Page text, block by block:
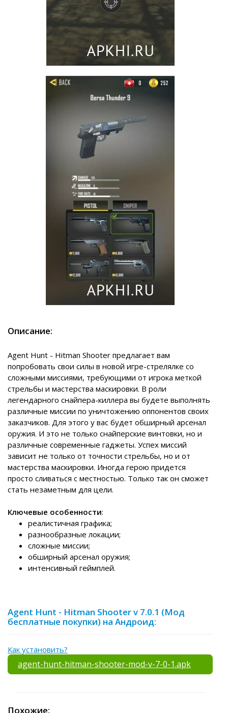
Описание:
Agent Hunt - Hitman Shooter предлагает вам
попробовать свои силы в новой игре-стрелялке со
сложными миссиями, требующими от игрока меткой
стрельбы и мастерства маскировки. В роли
легендарного снайпера-киллера вы будете выполнять
различные миссии по уничтожению оппонентов своих
заказчиков. Для этого у вас будет обширный арсенал
оружия. И это не только снайперские винтовки, но и
различные современные гаджеты. Успех миссий
зависит не только от точности стрельбы, но и от
мастерства маскировки. Иногда герою придется
просто сливаться с местностью. Только так он сможет
стать незаметным для цели.
Ключевые особенности:
реалистичная графика;
разнообразные локации;
сложные миссии;
обширный арсенал оружия;
интенсивный геймплей.
Agent Hunt - Hitman Shooter v 7.0.1 (Мод
бесплатные покупки) на Андроид:
Как установить?
agent-hunt-hitman-shooter-mod-v-7-0-1.apk
Похожие: